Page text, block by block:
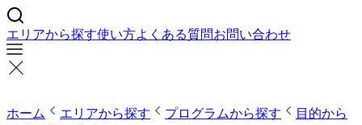
エリアから探す使い方よくある質問お問い合わせ
ホーム エリアから探す プログラムから探す
目的から